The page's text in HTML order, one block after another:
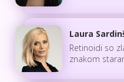
Laura
Retinoidi so
znakom